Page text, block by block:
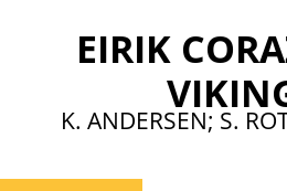
EIRIK
K. ANDERSEN; S.